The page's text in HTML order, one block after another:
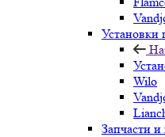
Установки
Wilo
Запчасти